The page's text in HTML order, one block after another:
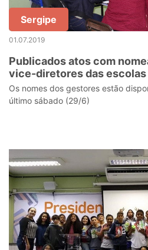
Sergipe
01.07.2019
Publicados atos com
vice-diretores das
Os nomes dos gestores estão
último sábado (29/6)